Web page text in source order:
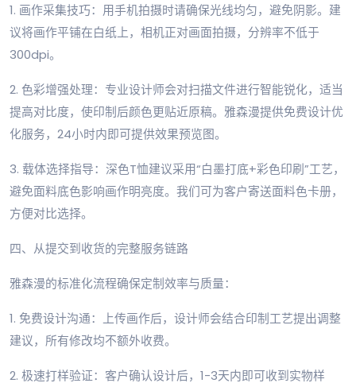
1. 画作采集技巧：用手机拍摄时请确保光线均匀，避免阴影。建
议将画作平铺在白纸上，相机正对画面拍摄，分辨率不低于
300dpi。
2. 色彩增强处理：专业设计师会对扫描文件进行智能锐化，适当
提高对比度，使印制后颜色更贴近原稿。雅森漫提供免费设计优
化服务，24小时内即可提供效果预览图。
3. 载体选择指导：深色T恤建议采用“白墨打底+彩色印刷”工艺，
避免面料底色影响画作明亮度。我们可为客户寄送面料色卡册，
方便对比选择。
四、从提交到收货的完整服务链路
雅森漫的标准化流程确保定制效率与质量：
1. 免费设计沟通：上传画作后，设计师会结合印制工艺提出调整
建议，所有修改均不额外收费。
2. 极速打样验证：客户确认设计后，1-3天内即可收到实物样